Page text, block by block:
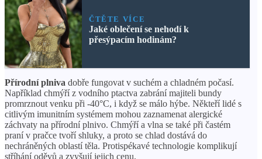
ČTĚTE VÍCE
Jaké oblečení se nehodí k
přesýpacím hodinám?
Přírodní plniva dobře fungovat v suchém a chladném počasí.
Například chmýří z vodního ptactva zabrání majiteli bundy
promrznout venku při -40°C, i když se málo hýbe. Někteří lidé s
citlivým imunitním systémem mohou zaznamenat alergické
záchvaty na přírodní plnivo. Chmýří a vlna se také při častém
praní v pračce tvoří shluky, a proto se chlad dostává do
nechráněných oblastí těla. Protispékavé technologie komplikují
stříhání oděvů a zvyšují jejich cenu.